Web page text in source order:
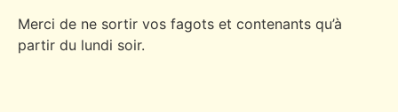
Merci de ne sortir vos fagots et contenants qu’à
partir du lundi soir.